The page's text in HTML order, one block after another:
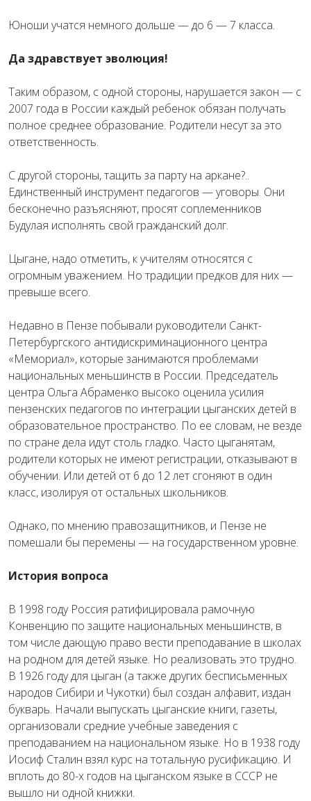
Юноши учатся немного дольше — до 6 — 7 класса.
Да здравствует эволюция!
Таким образом, с одной стороны, нарушается закон — с
2007 года в России каждый ребенок обязан получать
полное среднее образование. Родители несут за это
ответственность.
С другой стороны, тащить за парту на аркане?..
Единственный инструмент педагогов — уговоры. Они
бесконечно разъясняют, просят соплеменников
Будулая исполнять свой гражданский долг.
Цыгане, надо отметить, к учителям относятся с
огромным уважением. Но традиции предков для них —
превыше всего.
Недавно в Пензе побывали руководители Санкт-
Петербургского антидискриминационного центра
«Мемориал», которые занимаются проблемами
национальных меньшинств в России. Председатель
центра Ольга Абраменко высоко оценила усилия
пензенских педагогов по интеграции цыганских детей в
образовательное пространство. По ее словам, не везде
по стране дела идут столь гладко. Часто цыганятам,
родители которых не имеют регистрации, отказывают в
обучении. Или детей от 6 до 12 лет сгоняют в один
класс, изолируя от остальных школьников.
Однако, по мнению правозащитников, и Пензе не
помешали бы перемены — на государственном уровне.
История вопроса
В 1998 году Россия ратифицировала рамочную
Конвенцию по защите национальных меньшинств, в
том числе дающую право вести преподавание в школах
на родном для детей языке. Но реализовать это трудно.
В 1926 году для цыган (а также других бесписьменных
народов Сибири и Чукотки) был создан алфавит, издан
букварь. Начали выпускать цыганские книги, газеты,
организовали средние учебные заведения с
преподаванием на национальном языке. Но в 1938 году
Иосиф Сталин взял курс на тотальную русификацию. И
вплоть до 80-х годов на цыганском языке в СССР не
вышло ни одной книжки.